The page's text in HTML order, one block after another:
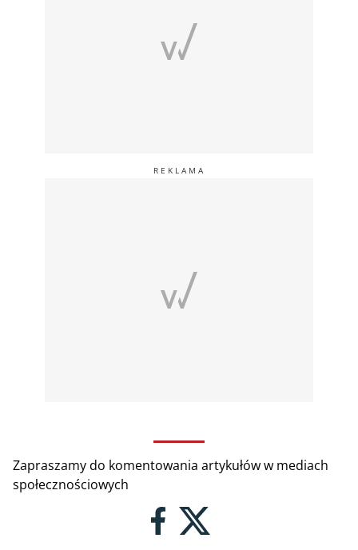
Zapraszamy do komentowania artykułów w mediach
społecznościowych